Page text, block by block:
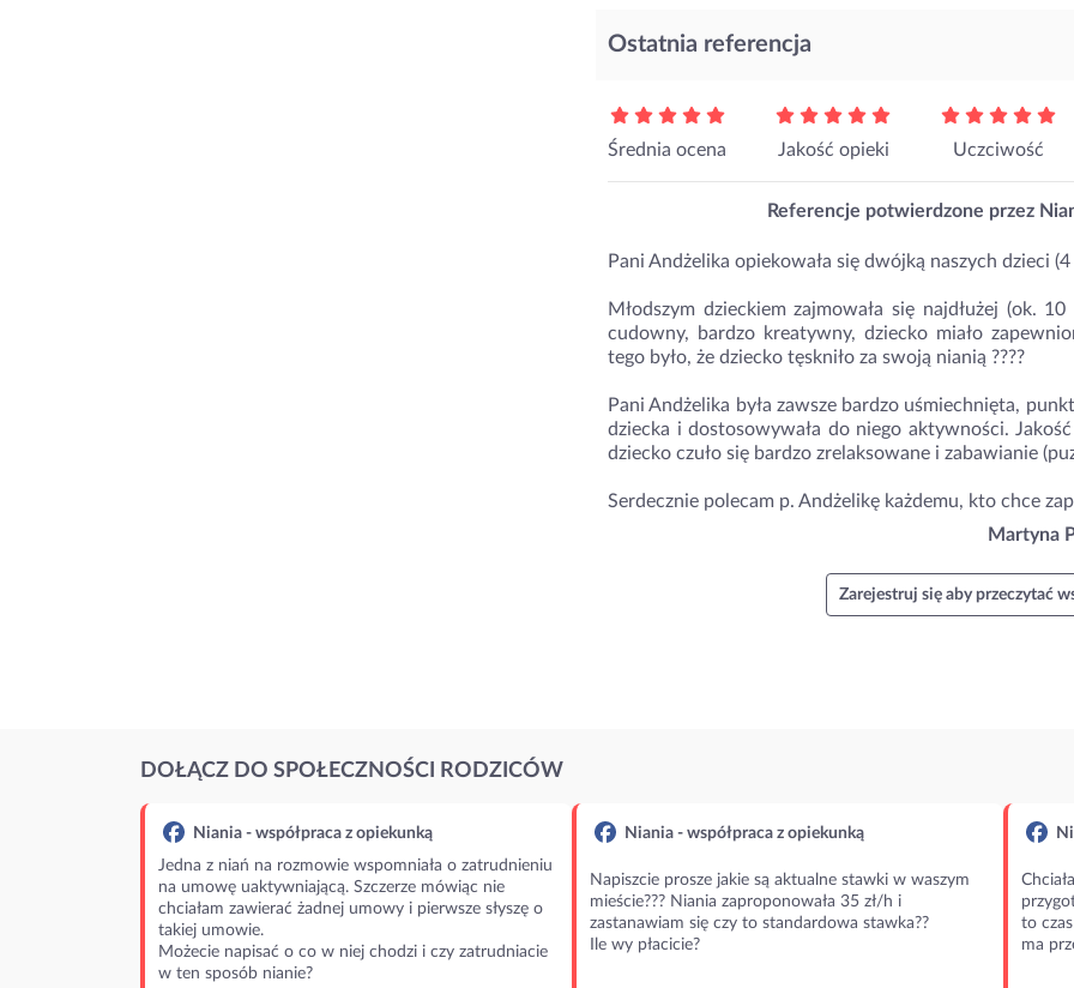
Ostatnia referencja
Średnia ocena Jakość opieki Uczciwość
Referencje potwierdzone przez
Pani Andżelika opiekowała się dwójką naszych dzieci
Młodszym dzieckiem zajmowała się najdłużej (ok.
cudowny, bardzo kreatywny, dziecko miało
tego było, że dziecko tęskniło za swoją nianią ????
Pani Andżelika była zawsze bardzo uśmiechnięta,
dziecka i dostosowywała do niego aktywności.
dziecko czuło się bardzo zrelaksowane i zabawianie
Serdecznie polecam p. Andżelikę każdemu, kto chce
Martyna
Zarejestruj się aby przeczytać
DOŁĄCZ DO SPOŁECZNOŚCI RODZICÓW
Niania - współpraca z opiekunką
Jedna z niań na rozmowie wspomniała o zatrudnieniu
na umowę uaktywniającą. Szczerze mówiąc nie
chciałam zawierać żadnej umowy i pierwsze słyszę o
takiej umowie.
Możecie napisać o co w niej chodzi i czy zatrudniacie
w ten sposób nianie?
Niania - współpraca z opiekunką
Napiszcie prosze jakie są aktualne stawki w waszym
mieście??? Niania zaproponowała 35 zł/h i
zastanawiam się czy to standardowa stawka??
Ile wy płacicie?
to
ma